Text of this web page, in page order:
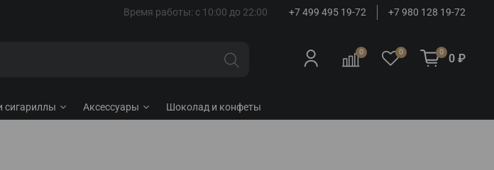
Время работы: с 10:00 до 22:00 +7 499 495 19-72 +7 980 128 19-72
0 0 0 0 ₽
сигариллы Аксессуары Шоколад и конфеты